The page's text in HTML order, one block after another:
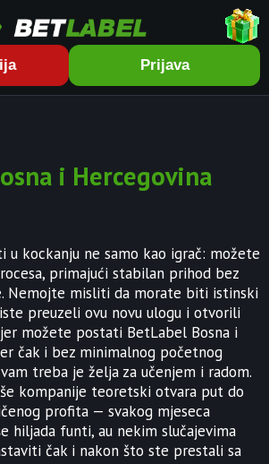
Prijava
i Hercegovina
u kockanju ne samo kao igrač: možete
primajući stabilan prihod bez
Nemojte misliti da morate biti istinski
preuzeli ovu novu ulogu i otvorili
možete postati BetLabel Bosna i
čak i bez minimalnog početnog
treba je želja za učenjem i radom.
kompanije teoretski otvara put do
profita — svakog mjeseca
hiljada funti, au nekim slučajevima
čak i nakon što ste prestali sa